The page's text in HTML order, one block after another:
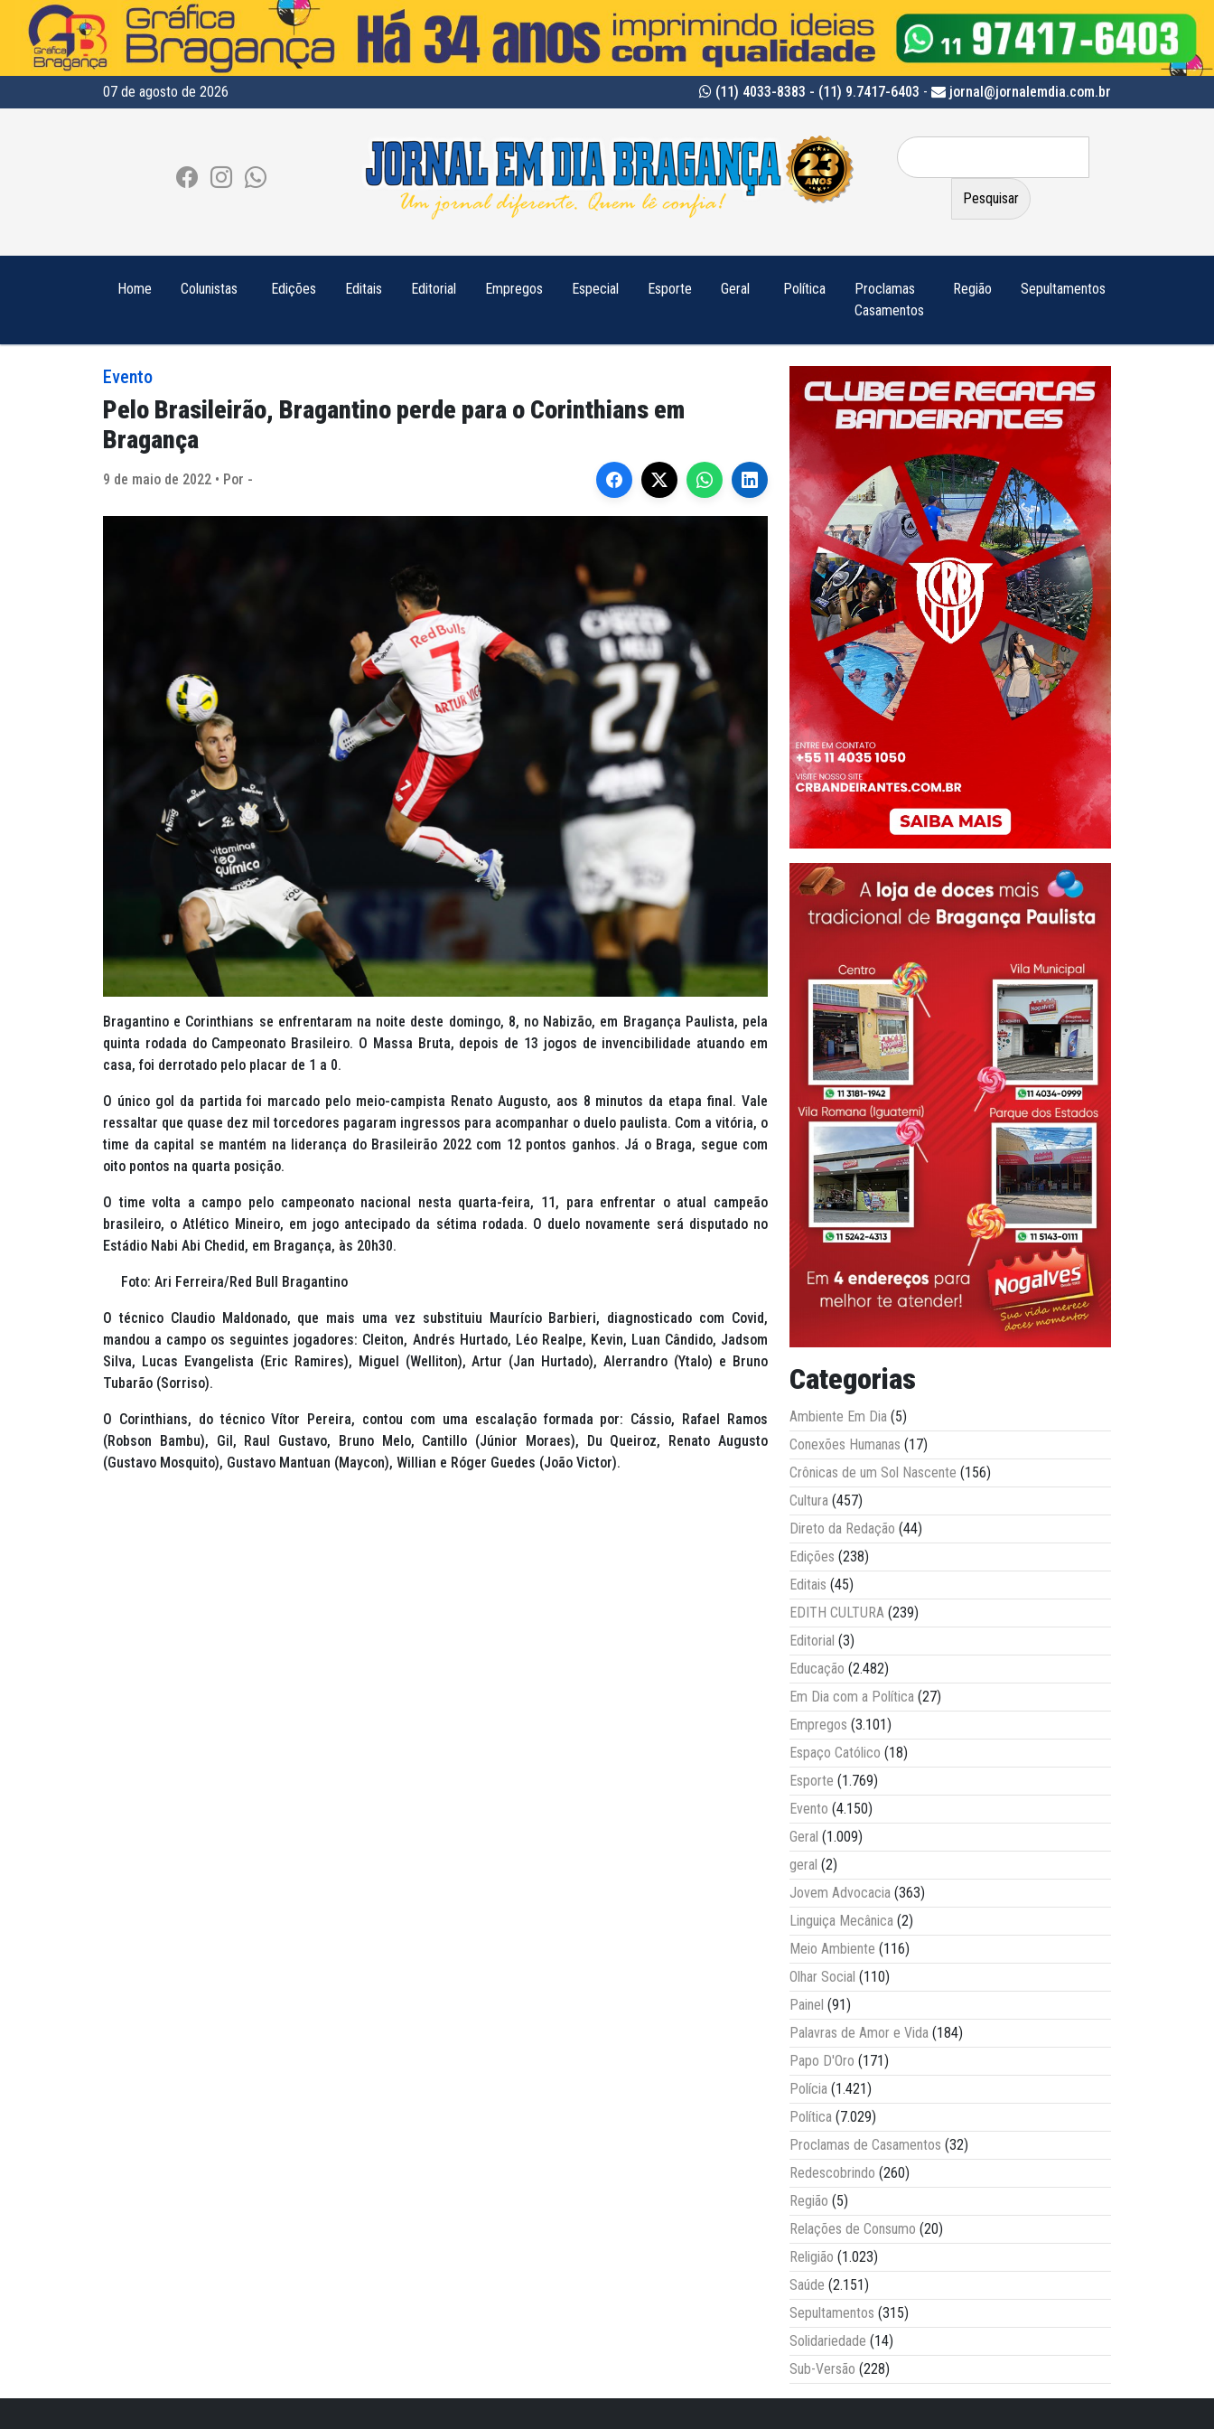
07 de agosto de 2026 (11) 4033-8383 - (11) 9.7417-6403 - jornal@jornalemdia.com.br
Pesquisar
por:
Home Colunistas Edições Editais Editorial Empregos Especial Esporte Geral Política
Proclamas
Casamentos
Região Sepultamentos
Evento
Pelo Brasileirão, Bragantino perde para o Corinthians em
Bragança
9 de maio de 2022 • Por -
Bragantino e Corinthians se enfrentaram na noite deste domingo, 8, no Nabizão, em Bragança Paulista, pela
quinta rodada do Campeonato Brasileiro. O Massa Bruta, depois de 13 jogos de invencibilidade atuando em
casa, foi derrotado pelo placar de 1 a 0.
O único gol da partida foi marcado pelo meio-campista Renato Augusto, aos 8 minutos da etapa final. Vale
ressaltar que quase dez mil torcedores pagaram ingressos para acompanhar o duelo paulista. Com a vitória, o
time da capital se mantém na liderança do Brasileirão 2022 com 12 pontos ganhos. Já o Braga, segue com
oito pontos na quarta posição.
O time volta a campo pelo campeonato nacional nesta quarta-feira, 11, para enfrentar o atual campeão
brasileiro, o Atlético Mineiro, em jogo antecipado da sétima rodada. O duelo novamente será disputado no
Estádio Nabi Abi Chedid, em Bragança, às 20h30.
Foto: Ari Ferreira/Red Bull Bragantino
O técnico Claudio Maldonado, que mais uma vez substituiu Maurício Barbieri, diagnosticado com Covid,
mandou a campo os seguintes jogadores: Cleiton, Andrés Hurtado, Léo Realpe, Kevin, Luan Cândido, Jadsom
Silva, Lucas Evangelista (Eric Ramires), Miguel (Welliton), Artur (Jan Hurtado), Alerrandro (Ytalo) e Bruno
Tubarão (Sorriso).
O Corinthians, do técnico Vítor Pereira, contou com uma escalação formada por: Cássio, Rafael Ramos
(Robson Bambu), Gil, Raul Gustavo, Bruno Melo, Cantillo (Júnior Moraes), Du Queiroz, Renato Augusto
(Gustavo Mosquito), Gustavo Mantuan (Maycon), Willian e Róger Guedes (João Victor).
Categorias
Ambiente Em Dia (5)
Conexões Humanas (17)
Crônicas de um Sol Nascente (156)
Cultura (457)
Direto da Redação (44)
Edições (238)
Editais (45)
EDITH CULTURA (239)
Editorial (3)
Educação (2.482)
Em Dia com a Política (27)
Empregos (3.101)
Espaço Católico (18)
Esporte (1.769)
Evento (4.150)
Geral (1.009)
geral (2)
Jovem Advocacia (363)
Linguiça Mecânica (2)
Meio Ambiente (116)
Olhar Social (110)
Painel (91)
Palavras de Amor e Vida (184)
Papo D'Oro (171)
Polícia (1.421)
Política (7.029)
Proclamas de Casamentos (32)
Redescobrindo (260)
Região (5)
Relações de Consumo (20)
Religião (1.023)
Saúde (2.151)
Sepultamentos (315)
Solidariedade (14)
Sub-Versão (228)